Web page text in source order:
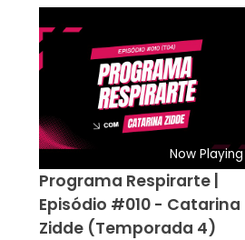
Now Playing
Programa Respirarte |
Episódio #010 - Catarina
Zidde (Temporada 4)